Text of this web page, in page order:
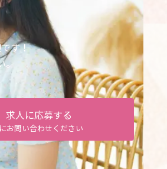
す！
。
求人に応募する
お問い合わせください